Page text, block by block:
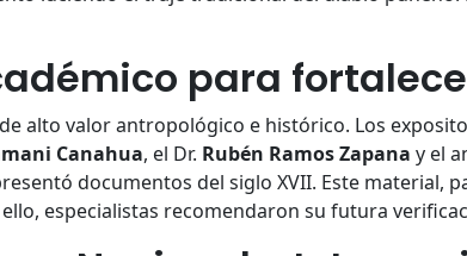
para
alto valor antropológico e histórico. Los
Canahua, el Dr. Rubén Ramos Zapana y el
documentos del siglo XVII. Este material,
especialistas recomendaron su futura